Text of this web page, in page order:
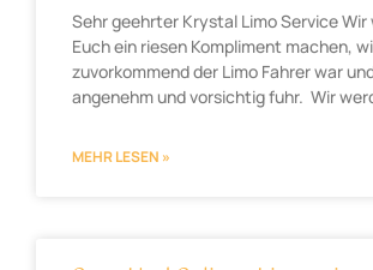
Sehr geehrter Krystal Limo Service
Euch ein riesen Kompliment machen,
zuvorkommend der Limo Fahrer war
angenehm und vorsichtig fuhr. Wir
MEHR LESEN »